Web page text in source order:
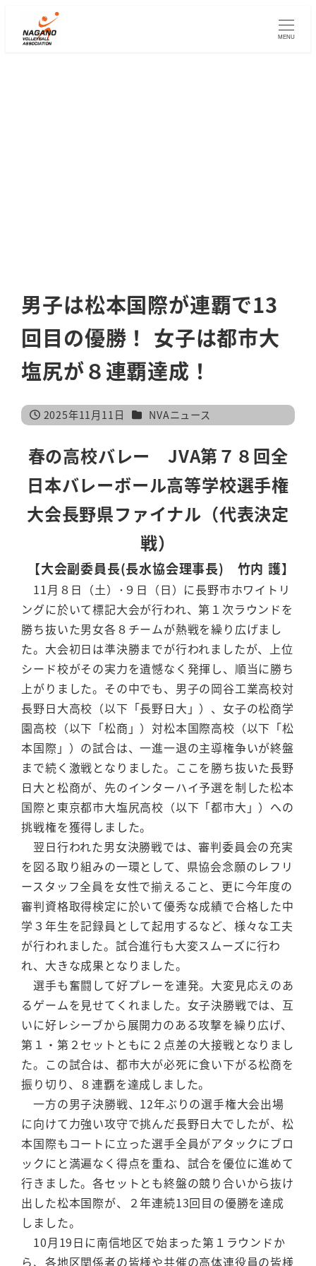
MENU
男子は松本国際が連覇で13
回目の優勝！ 女子は都市大
塩尻が８連覇達成！
投稿日
2025年11月11日 カテゴリー
NVAニュース
春の高校バレー JVA第７８回全
日本バレーボール高等学校選手権
大会長野県ファイナル（代表決定
戦）
【大会副委員長(長水協会理事長) 竹内 護】
11月８日（土）･９日（日）に長野市ホワイトリ
ングに於いて標記大会が行われ、第１次ラウンドを
勝ち抜いた男女各８チームが熱戦を繰り広げまし
た。大会初日は準決勝までが行われましたが、上位
シード校がその実力を遺憾なく発揮し、順当に勝ち
上がりました。その中でも、男子の岡谷工業高校対
長野日大高校（以下「長野日大」）、女子の松商学
園高校（以下「松商」）対松本国際高校（以下「松
本国際」）の試合は、一進一退の主導権争いが終盤
まで続く激戦となりました。ここを勝ち抜いた長野
日大と松商が、先のインターハイ予選を制した松本
国際と東京都市大塩尻高校（以下「都市大」）への
挑戦権を獲得しました。
翌日行われた男女決勝戦では、審判委員会の充実
を図る取り組みの一環として、県協会念願のレフリ
ースタッフ全員を女性で揃えること、更に今年度の
審判資格取得検定に於いて優秀な成績で合格した中
学３年生を記録員として起用するなど、様々な工夫
が行われました。試合進行も大変スムーズに行わ
れ、大きな成果となりました。
選手も奮闘して好プレーを連発。大変見応えのあ
るゲームを見せてくれました。女子決勝戦では、互
いに好レシーブから展開力のある攻撃を繰り広げ、
第１・第２セットともに２点差の大接戦となりまし
た。この試合は、都市大が必死に食い下がる松商を
振り切り、８連覇を達成しました。
一方の男子決勝戦、12年ぶりの選手権大会出場
に向けて力強い攻守で挑んだ長野日大でしたが、松
本国際もコートに立った選手全員がアタックにブロ
ックにと満遍なく得点を重ね、試合を優位に進めて
行きました。各セットとも終盤の競り合いから抜け
出した松本国際が、２年連続13回目の優勝を達成
しました。
10月19日に南信地区で始まった第１ラウンドか
ら、各地区関係者の皆様や共催の高体連役員の皆様